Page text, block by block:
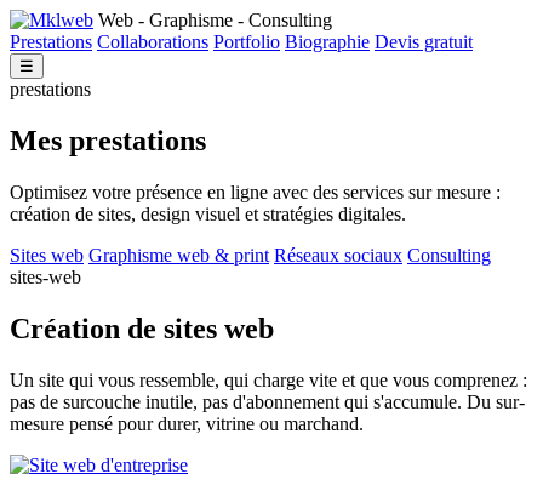
Web - Graphisme - Consulting
Prestations Collaborations Portfolio Biographie Devis gratuit
☰
prestations
Mes prestations
Optimisez votre présence en ligne avec des services sur mesure :
création de sites, design visuel et stratégies digitales.
Sites web Graphisme web & print Réseaux sociaux Consulting
sites-web
Création de sites web
Un site qui vous ressemble, qui charge vite et que vous comprenez :
pas de surcouche inutile, pas d'abonnement qui s'accumule. Du sur-
mesure pensé pour durer, vitrine ou marchand.